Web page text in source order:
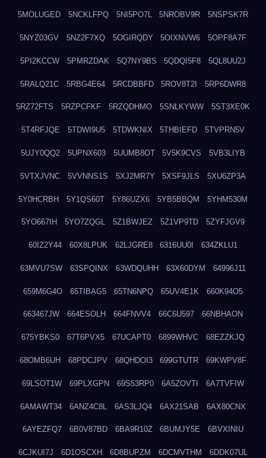
5MOLUGED 5NCKLFPQ 5NI5PO7L 5NROBV9R 5NSPSK7R
5NYZ03GV 5NZ2F7XQ 5OGIRQDY 5OIXNVW6 5OPF8A7F
5PI2KCCW 5PMRZDAK 5Q7NY9BS 5QDQI5F8 5QL8UU2J
5RALQ21C 5RBG4E64 5RCDBBFD 5ROV8T2I 5RP6DWR8
5RZ72FTS 5RZPCFKF 5RZQDHMO 5SNLKYWW 5ST3XE0K
5T4RFJQE 5TDWI9U5 5TDWKNIX 5THBIEFD 5TVPRN5V
5UJY0QQ2 5UPNX603 5UUMB8OT 5V5K9CVS 5VB3LIYB
5VTXJVNC 5VVNNS1S 5XJ2MR7Y 5XSF9JLS 5XU6ZP3A
5Y0HCRBH 5Y1QS60T 5Y86UZX6 5YB5BBQM 5YHM530M
5YO667IH 5YO7ZQGL 5Z1BWJEZ 5Z1VP9TD 5ZYFJGV9
60IZ2Y44 60X8LPUK 62LJGRE8 6316UU0I 634ZKLU1
63MVU7SW 63SPQINX 63WDQUHH 63X60DYM 64996J11
659M6G4O 65TIBAG5 65TN6NPQ 65UV4E1K 660K94O5
663467JW 664ESOLH 664FNVV4 66C6U597 66NBHAON
675YBKS0 67T6PVX5 67UCAPT0 6899WHVC 68EZZKJQ
68OMB6UH 68PDCJPV 68QHDOI3 699GTUTR 69KWPV8F
69LSOT1W 69PLXGPN 69S53RP0 6A5ZOVTI 6A7TVFIW
6AMAWT34 6ANZ4C8L 6AS3LJQ4 6AX21SAB 6AX80CNX
6AYEZFQ7 6B0V87BD 6BA9R10Z 6BUMJY5E 6BVXINIU
6CJKUI7J 6D1OSCXH 6D8BUPZM 6DCMVTHM 6DDK07UL